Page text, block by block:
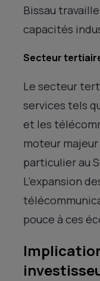
Bissau
capacités
Secteur
Le secteur
services tels
et les
moteur
particulier au
L’expansion
pouce à ces